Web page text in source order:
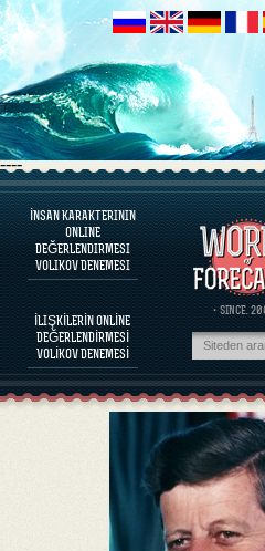
----
İNSAN KARAKTERININ
ONLINE
DEĞERLENDIRMESI
VOLIKOV DENEMESI
İLIŞKİLERİN ONLİNE
DEĞERLENDİRMESİ
VOLİKOV DENEMESİ
· SINCE.
PROGRAM
İNSAN KARAKTERINI
ÜNLÜ KIŞILIKLERI
PROGRAM
PARTNERLERIN
TAHMINLER VE